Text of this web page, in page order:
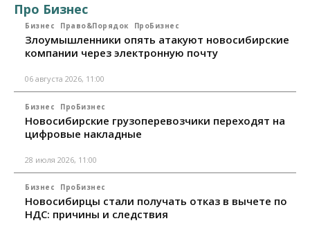
Про Бизнес
Бизнес Право&Порядок ПроБизнес
Злоумышленники опять атакуют новосибирские
компании через электронную почту
06 августа 2026, 11:00
Бизнес ПроБизнес
Новосибирские грузоперевозчики переходят на
цифровые накладные
28 июля 2026, 11:00
Бизнес ПроБизнес
Новосибирцы стали получать отказ в вычете по
НДС: причины и следствия